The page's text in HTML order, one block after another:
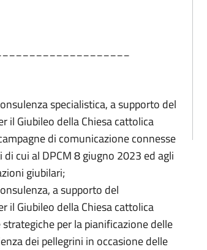
specialistica, a supporto del
il Giubileo della Chiesa cattolica
di comunicazione connesse
cui al DPCM 8 giugno 2023 ed agli
giubilari;
a supporto del
il Giubileo della Chiesa cattolica
per la pianificazione delle
dei pellegrini in occasione delle